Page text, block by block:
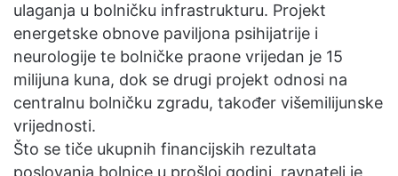
ulaganja u bolničku infrastrukturu. Projekt
energetske obnove paviljona psihijatrije i
neurologije te bolničke praone vrijedan je 15
milijuna kuna, dok se drugi projekt odnosi na
centralnu bolničku zgradu, također višemilijunske
vrijednosti.
Što se tiče ukupnih financijskih rezultata
poslovanja bolnice u prošloj godini, ravnatelj je